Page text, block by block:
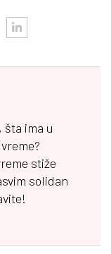
šta ima u
stiže
solidan